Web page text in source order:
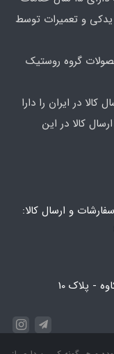
و تعمیرات توسط
گروه روستیک
کالا در ایران را دارا
کالا در این
سفارشات و ارسال کالا:
- پلاک 10